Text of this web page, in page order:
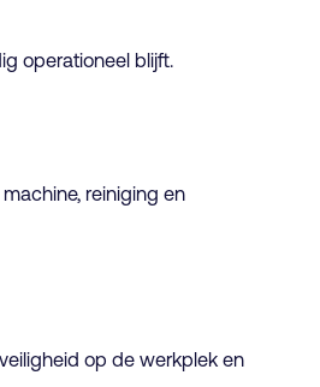
operationeel blijft.
reiniging en
op de werkplek en